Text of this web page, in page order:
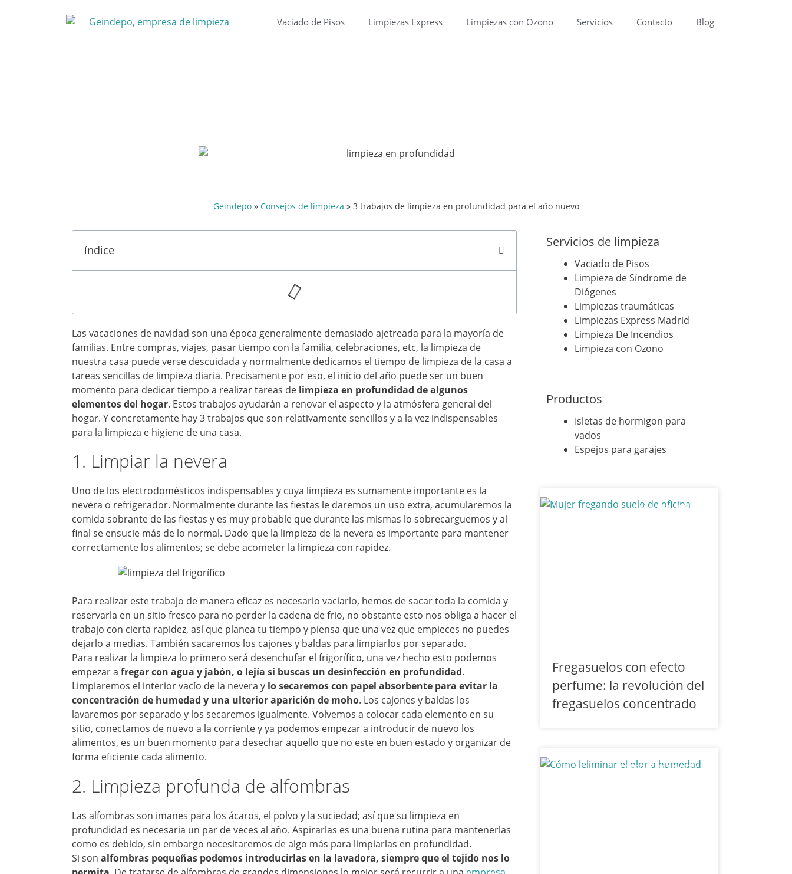
Vaciado de Pisos Limpiezas Express Limpiezas con Ozono Servicios Contacto Blog
Geindepo» Consejos de limpieza » 3 trabajos de limpieza en profundidad para el año nuevo
índice
Las vacaciones de navidad son una época generalmente demasiado ajetreada para la mayoría de
familias. Entre compras, viajes, pasar tiempo con la familia, celebraciones, etc, la limpieza de
nuestra casa puede verse descuidada y normalmente dedicamos el tiempo de limpieza de la casa a
tareas sencillas de limpieza diaria. Precisamente por eso, el inicio del año puede ser un buen
momento para dedicar tiempo a realizar tareas de limpieza en profundidad de algunos
elementos del hogar. Estos trabajos ayudarán a renovar el aspecto y la atmósfera general del
hogar. Y concretamente hay 3 trabajos que son relativamente sencillos y a la vez indispensables
para la limpieza e higiene de una casa.
1. Limpiar la nevera
Uno de los electrodomésticos indispensables y cuya limpieza es sumamente importante es la
nevera o refrigerador. Normalmente durante las fiestas le daremos un uso extra, acumularemos la
comida sobrante de las fiestas y es muy probable que durante las mismas lo sobrecarguemos y al
final se ensucie más de lo normal. Dado que la limpieza de la nevera es importante para mantener
correctamente los alimentos; se debe acometer la limpieza con rapidez.
Para realizar este trabajo de manera eficaz es necesario vaciarlo, hemos de sacar toda la comida y
reservarla en un sitio fresco para no perder la cadena de frio, no obstante esto nos obliga a hacer el
trabajo con cierta rapidez, así que planea tu tiempo y piensa que una vez que empieces no puedes
dejarlo a medias. También sacaremos los cajones y baldas para limpiarlos por separado.
Para realizar la limpieza lo primero será desenchufar el frigorífico, una vez hecho esto podemos
empezar a fregar con agua y jabón, o lejía si buscas un desinfección en profundidad.
Limpiaremos el interior vacío de la nevera y lo secaremos con papel absorbente para evitar la
concentración de humedad y una ulterior aparición de moho. Los cajones y baldas los
lavaremos por separado y los secaremos igualmente. Volvemos a colocar cada elemento en su
sitio, conectamos de nuevo a la corriente y ya podemos empezar a introducir de nuevo los
alimentos, es un buen momento para desechar aquello que no este en buen estado y organizar de
forma eficiente cada alimento.
2. Limpieza profunda de alfombras
Las alfombras son imanes para los ácaros, el polvo y la suciedad; así que su limpieza en
profundidad es necesaria un par de veces al año. Aspirarlas es una buena rutina para mantenerlas
como es debido, sin embargo necesitaremos de algo más para limpiarlas en profundidad.
Si son alfombras pequeñas podemos introducirlas en la lavadora, siempre que el tejido nos lo
Servicios de limpieza
Vaciado de Pisos
Limpieza de Síndrome de
Diógenes
Limpiezas traumáticas
Limpiezas Express Madrid
Limpieza De Incendios
Limpieza con Ozono
Productos
Isletas de hormigon para
vados
Espejos para garajes
CONSEJOS DE LIMPIEZA
Fregasuelos con efecto
perfume: la revolución del
fregasuelos concentrado
CONSEJOS DE LIMPIEZA